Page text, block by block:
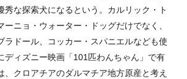
秀な探索犬になるという。カルリック・ト
ーニョ・ウォーター・ドッグだけでなく、
ラドール、コッカー・スパニエルなども使
ディズニー映画「101匹わんちゃん」で有
、クロアチアのダルマチア地方原産と考え